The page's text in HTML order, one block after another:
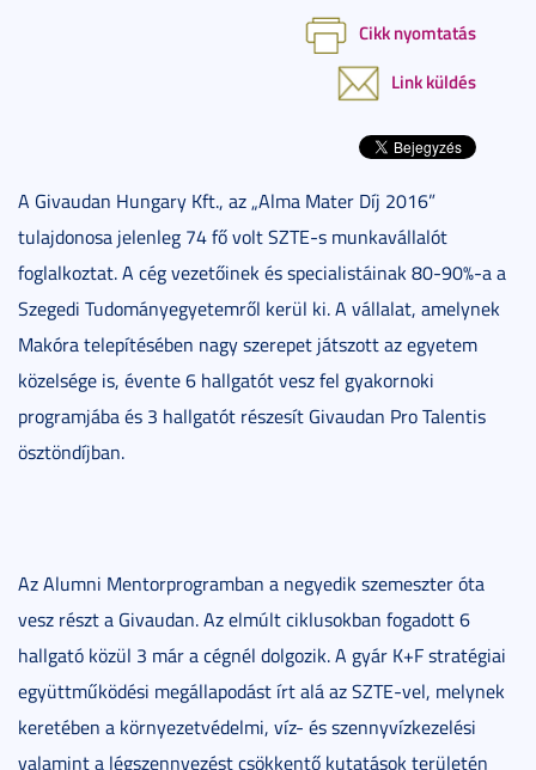
Cikk nyomtatás
Link küldés
A Givaudan Hungary Kft., az „Alma Mater Díj 2016”
tulajdonosa jelenleg 74 fő volt SZTE-s munkavállalót
foglalkoztat. A cég vezetőinek és specialistáinak 80-90%-a a
Szegedi Tudományegyetemről kerül ki. A vállalat, amelynek
Makóra telepítésében nagy szerepet játszott az egyetem
közelsége is, évente 6 hallgatót vesz fel gyakornoki
programjába és 3 hallgatót részesít Givaudan Pro Talentis
ösztöndíjban.
Az Alumni Mentorprogramban a negyedik szemeszter óta
vesz részt a Givaudan. Az elmúlt ciklusokban fogadott 6
hallgató közül 3 már a cégnél dolgozik. A gyár K+F stratégiai
együttműködési megállapodást írt alá az SZTE-vel, melynek
keretében a környezetvédelmi, víz- és szennyvízkezelési
valamint a légszennyezést csökkentő kutatások területén